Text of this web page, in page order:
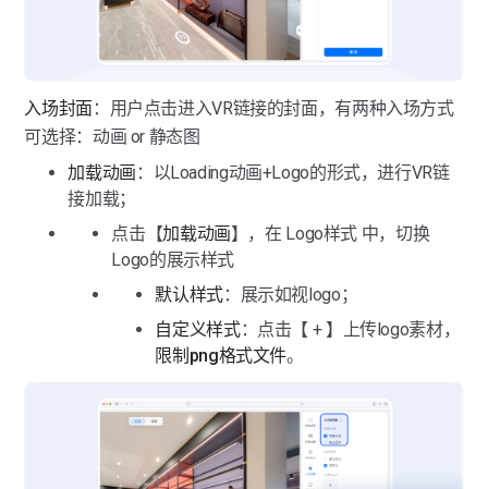
入场封面：用户点击进入VR链接的封面，有两种入场方式
可选择：动画 or 静态图
加载动画 ：以Loading动画+Logo的形式，进行VR链
接加载；
点击【加载动画】，在 Logo样式 中，切换
Logo的展示样式
默认样式：展示如视logo；
自定义样式：点击【 + 】上传logo素材，
限制png格式文件。